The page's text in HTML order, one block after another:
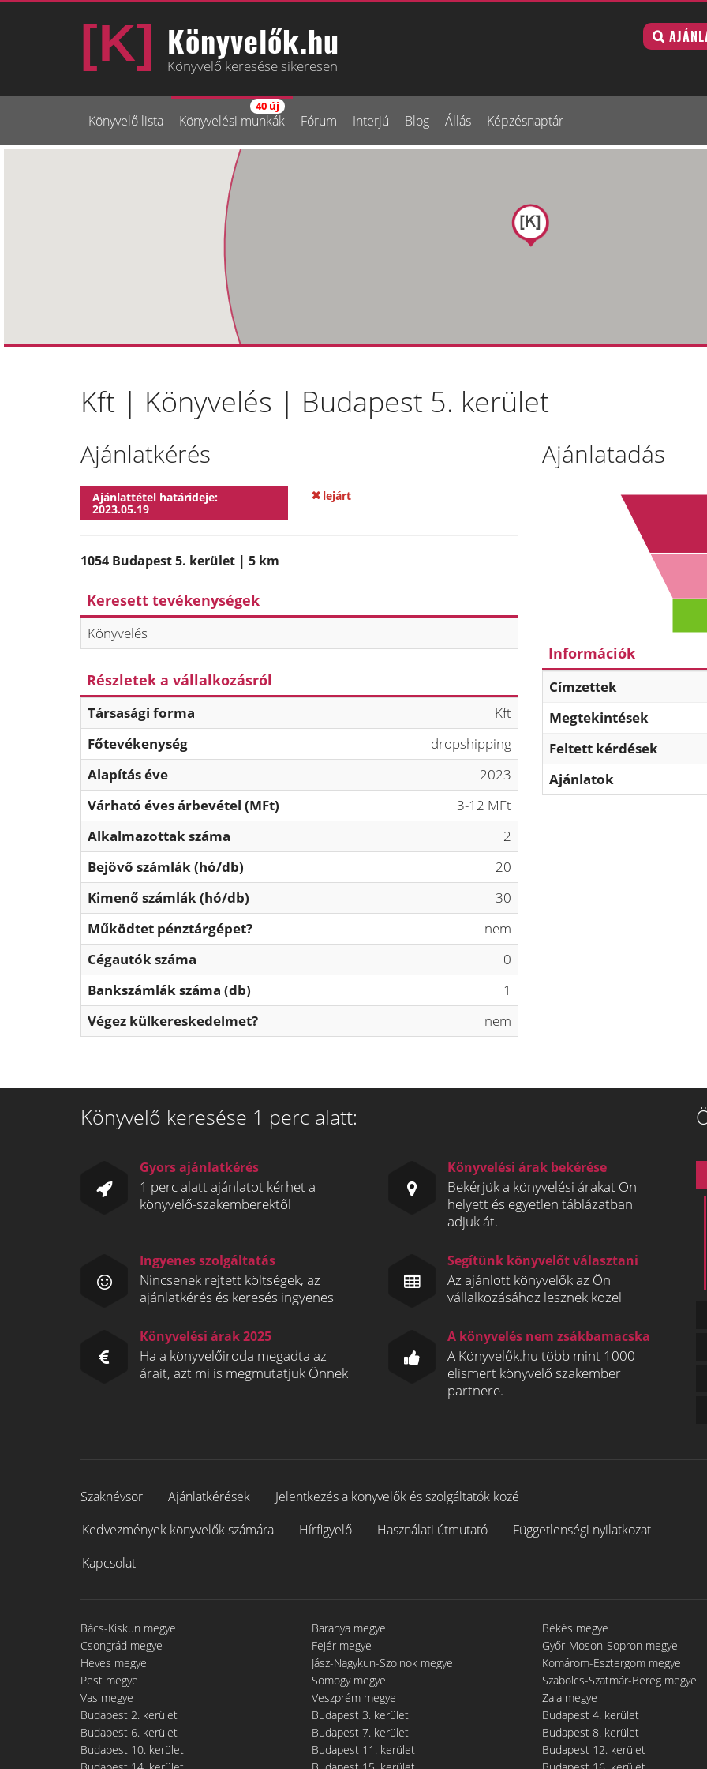
Könyvelők.hu
Könyvelő keresése sikeresen
Könyvelő lista Könyvelési munkák
40 új
Fórum Interjú Blog Állás Képzésnaptár
Kft | Könyvelés | Budapest 5. kerület
Ajánlatkérés
Ajánlattétel határideje:
2023.05.19
lejárt
1054 Budapest 5. kerület | 5 km
Keresett tevékenységek
Könyvelés
Részletek a vállalkozásról
Társasági forma
Kft
Főtevékenység
dropshipping
Alapítás éve
2023
Várható éves árbevétel (MFt)
3-12 MFt
Alkalmazottak száma
2
Bejövő számlák (hó/db)
20
Kimenő számlák (hó/db)
30
Működtet pénztárgépet?
nem
Cégautók száma
0
Bankszámlák száma (db)
1
Végez külkereskedelmet?
nem
Ajánlatadás
Információk
Címzettek
Megtekintések
Feltett kérdések
Ajánlatok
Könyvelő keresése 1 perc alatt:
Gyors ajánlatkérés
1 perc alatt ajánlatot kérhet a
könyvelő-szakemberektől
Könyvelési árak bekérése
Bekérjük a könyvelési árakat Ön
helyett és egyetlen táblázatban
adjuk át.
Ingyenes szolgáltatás
Nincsenek rejtett költségek, az
ajánlatkérés és keresés ingyenes
Segítünk könyvelőt választani
Az ajánlott könyvelők az Ön
vállalkozásához lesznek közel
Könyvelési árak 2025
Ha a könyvelőiroda megadta az
árait, azt mi is megmutatjuk Önnek
A könyvelés nem zsákbamacska
A Könyvelők.hu több mint 1000
elismert könyvelő szakember
partnere.
Szaknévsor Ajánlatkérések
Jelentkezés a könyvelők és szolgáltatók közé
Kedvezmények könyvelők számára
Hírfigyelő Használati útmutató
Függetlenségi nyilatkozat
Kapcsolat
Bács-Kiskun megye Baranya megye Békés megye
Csongrád megye
Fejér megye Győr-Moson-Sopron megye
Heves megye
Jász-Nagykun-Szolnok megye Komárom-Esztergom megye
Pest megye
Somogy megye Szabolcs-Szatmár-Bereg megye
Vas megye
Veszprém megye Zala megye
Budapest 2. kerület
Budapest 3. kerület Budapest 4. kerület
Budapest 6. kerület
Budapest 7. kerület Budapest 8. kerület
Budapest 10. kerület
Budapest 11. kerület Budapest 12. kerület